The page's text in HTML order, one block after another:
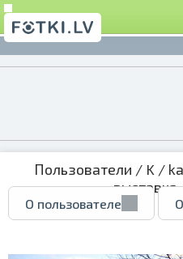
Пользователи / K /
выставка
О пользователе